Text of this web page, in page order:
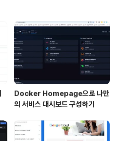
Docker Homepage으로 나만
의 서비스 대시보드 구성하기